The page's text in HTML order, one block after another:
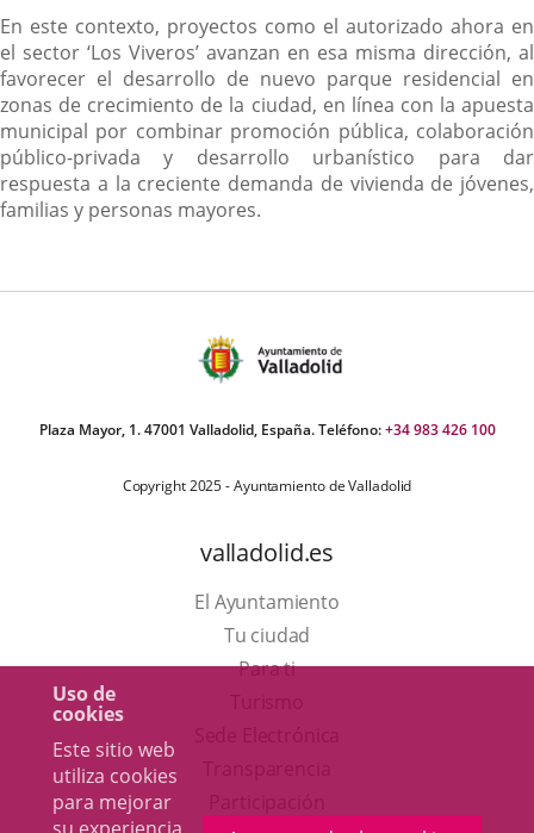
Uso de
cookies
Este sitio web
utiliza cookies
para mejorar
En este contexto, proyectos como el autorizado ahora en
el sector ‘Los Viveros’ avanzan en esa misma dirección, al
favorecer el desarrollo de nuevo parque residencial en
zonas de crecimiento de la ciudad, en línea con la apuesta
municipal por combinar promoción pública, colaboración
público-privada y desarrollo urbanístico para dar
respuesta a la creciente demanda de vivienda de jóvenes,
familias y personas mayores.
Plaza Mayor, 1. 47001 Valladolid, España. Teléfono:+34 983 426 100
Copyright 2025 - Ayuntamiento de Valladolid
valladolid.es
El Ayuntamiento
Tu ciudad
Para ti